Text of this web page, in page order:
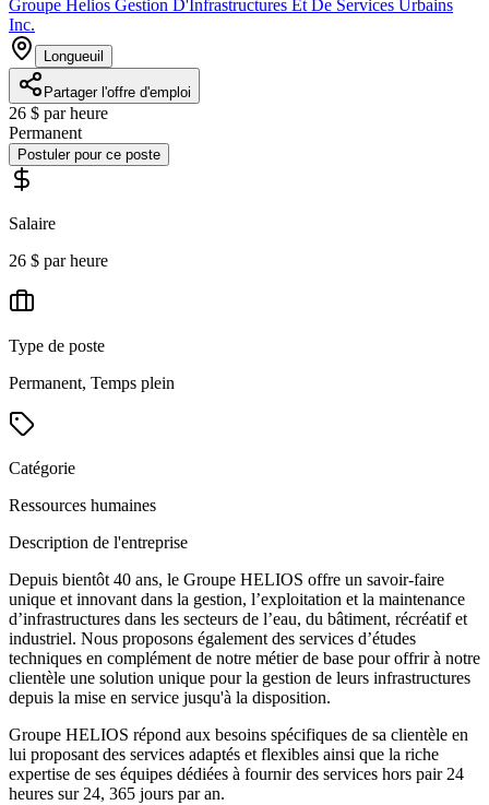
Groupe Helios Gestion D'Infrastructures Et De Services Urbains
Inc.
Longueuil
Partager l'offre d'emploi
26 $ par heure
Permanent
Postuler pour ce poste
Salaire
26 $ par heure
Type de poste
Permanent, Temps plein
Catégorie
Ressources humaines
Description de l'entreprise
Depuis bientôt 40 ans, le Groupe HELIOS offre un savoir-faire
unique et innovant dans la gestion, l’exploitation et la maintenance
d’infrastructures dans les secteurs de l’eau, du bâtiment, récréatif et
industriel. Nous proposons également des services d’études
techniques en complément de notre métier de base pour offrir à notre
clientèle une solution unique pour la gestion de leurs infrastructures
depuis la mise en service jusqu'à la disposition.
Groupe HELIOS répond aux besoins spécifiques de sa clientèle en
lui proposant des services adaptés et flexibles ainsi que la riche
expertise de ses équipes dédiées à fournir des services hors pair 24
heures sur 24, 365 jours par an.